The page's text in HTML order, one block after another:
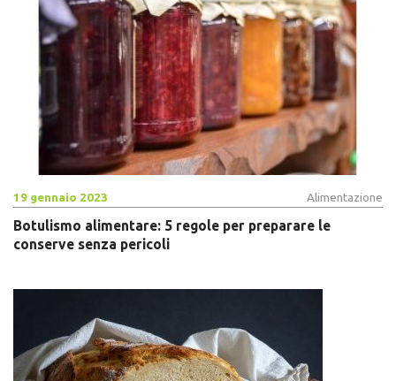
19 gennaio 2023 Alimentazione
Botulismo alimentare: 5 regole per preparare le
conserve senza pericoli